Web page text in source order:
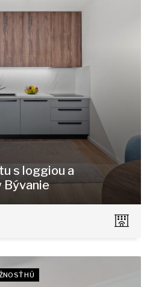
s loggiou a
Bývanie
Lamač
HÚ